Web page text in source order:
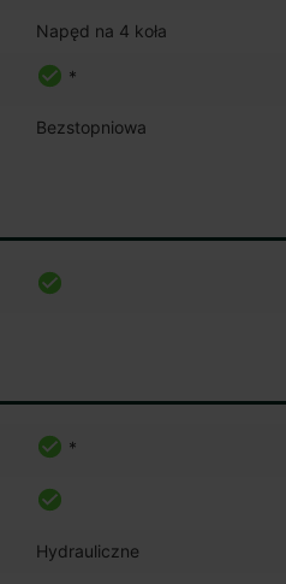
Napęd na 4 koła
*
Bezstopniowa
*
Hydrauliczne